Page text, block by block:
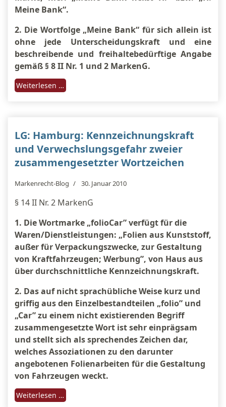
Meine Bank“.
2. Die Wortfolge „Meine Bank“ für sich allein ist
ohne jede Unterscheidungskraft und eine
beschreibende und freihaltebedürftige Angabe
gemäß § 8 II Nr. 1 und 2 MarkenG.
Weiterlesen …
LG: Hamburg: Kennzeichnungskraft
und Verwechslungsgefahr zweier
zusammengesetzter Wortzeichen
Markenrecht-Blog 30. Januar 2010
§ 14 II Nr. 2 MarkenG
1. Die Wortmarke „folioCar” verfügt für die
Waren/Dienstleistungen: „Folien aus Kunststoff,
außer für Verpackungszwecke, zur Gestaltung
von Kraftfahrzeugen; Werbung”, von Haus aus
über durchschnittliche Kennzeichnungskraft.
2. Das auf nicht sprachübliche Weise kurz und
griffig aus den Einzelbestandteilen „folio” und
„Car” zu einem nicht existierenden Begriff
zusammengesetzte Wort ist sehr einprägsam
und stellt sich als sprechendes Zeichen dar,
welches Assoziationen zu den darunter
angebotenen Folienarbeiten für die Gestaltung
von Fahrzeugen weckt.
Weiterlesen …